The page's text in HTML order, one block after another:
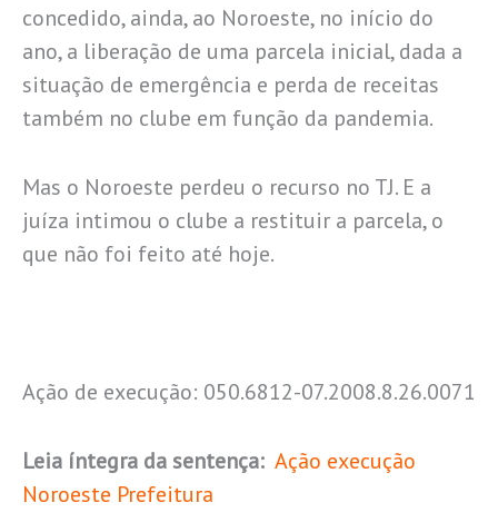
concedido, ainda, ao Noroeste, no início do
ano, a liberação de uma parcela inicial, dada a
situação de emergência e perda de receitas
também no clube em função da pandemia.
Mas o Noroeste perdeu o recurso no TJ. E a
juíza intimou o clube a restituir a parcela, o
que não foi feito até hoje.
Ação de execução: 050.6812-07.2008.8.26.0071
Leia íntegra da sentença: Ação execução
Noroeste Prefeitura